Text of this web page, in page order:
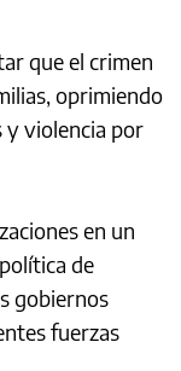
que el crimen
oprimiendo
y violencia por
en un
de
gobiernos
fuerzas